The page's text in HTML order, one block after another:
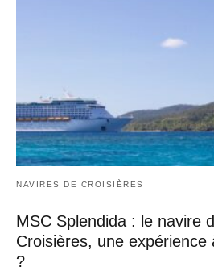
NAVIRES DE CROISIÈRES
MSC Splendida : le navire
Croisières, une
?